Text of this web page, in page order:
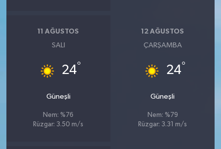
11 AĞUSTOS
SALI
24°
Güneşli
Nem: %76
Rüzgar: 3.50 m/s
12 AĞUSTOS
ÇARŞAMBA
24°
Güneşli
Nem: %79
Rüzgar: 3.31 m/s